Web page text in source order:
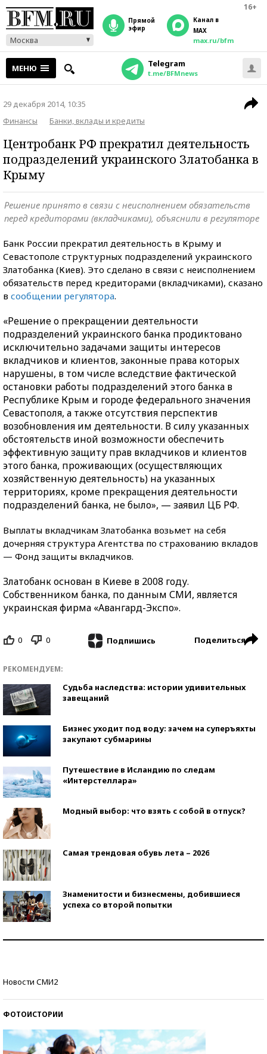
16+
Москва
прямой
эфир
Канал в
MAX
max.ru/bfm
МЕНЮ Telegram
t.me/BFMnews
29 декабря 2014, 10:35
Финансы
Банки, вклады и кредиты
Центробанк РФ прекратил деятельность
подразделений украинского Златобанка в
Крыму
Решение принято в связи с неисполнением обязательств
перед кредиторами (вкладчиками), объяснили в регуляторе
Банк России прекратил деятельность в Крыму и
Севастополе структурных подразделений украинского
Златобанка (Киев). Это сделано в связи с неисполнением
обязательств перед кредиторами (вкладчиками), сказано
в сообщении регулятора.
«Решение о прекращении деятельности
подразделений украинского банка продиктовано
исключительно задачами защиты интересов
вкладчиков и клиентов, законные права которых
нарушены, в том числе вследствие фактической
остановки работы подразделений этого банка в
Республике Крым и городе федерального значения
Севастополя, а также отсутствия перспектив
возобновления им деятельности. В силу указанных
обстоятельств иной возможности обеспечить
эффективную защиту прав вкладчиков и клиентов
этого банка, проживающих (осуществляющих
хозяйственную деятельность) на указанных
территориях, кроме прекращения деятельности
подразделений банка, не было», — заявил ЦБ РФ.
Выплаты вкладчикам Златобанка возьмет на себя
дочерняя структура Агентства по страхованию вкладов
— Фонд защиты вкладчиков.
Златобанк основан в Киеве в 2008 году.
Собственником банка, по данным СМИ, является
украинская фирма «Авангард-Экспо».
0 0 Подпишись Поделиться
РЕКОМЕНДУЕМ:
Судьба наследства: истории удивительных
завещаний
Бизнес уходит под воду: зачем на суперъяхты
закупают субмарины
Путешествие в Исландию по следам
«Интерстеллара»
Модный выбор: что взять с собой в отпуск?
Самая трендовая обувь лета – 2026
Знаменитости и бизнесмены, добившиеся
успеха со второй попытки
Новости СМИ2
ФОТОИСТОРИИ